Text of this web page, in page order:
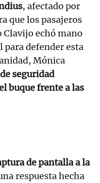
, afectado por
que los pasajeros
Clavijo echó mano
defender esta
Mónica
seguridad
buque frente a las
de pantalla a la
respuesta hecha